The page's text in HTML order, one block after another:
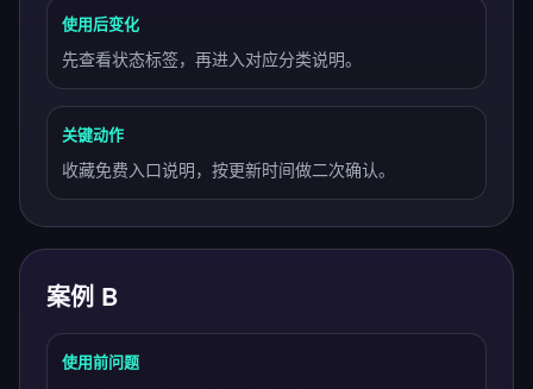
使用后变化
先查看状态标签，再进入对应分类说明。
关键动作
收藏免费入口说明，按更新时间做二次确认。
案例 B
使用前问题